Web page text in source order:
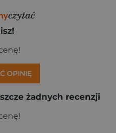
OPINIĘ
żadnych recenzji